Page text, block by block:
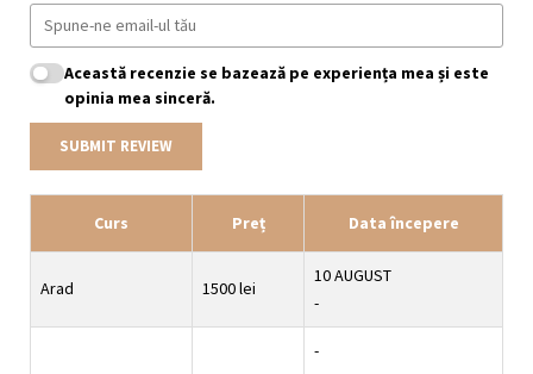
Această recenzie se bazează pe experiența mea și este
opinia mea sinceră.
SUBMIT REVIEW
Curs Preț Data începere
Arad 1500 lei
10 AUGUST
-
-